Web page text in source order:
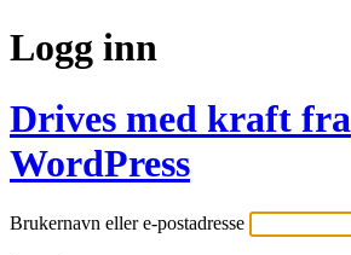
Logg inn
Drives med kraft fra
WordPress
Brukernavn eller e-postadresse